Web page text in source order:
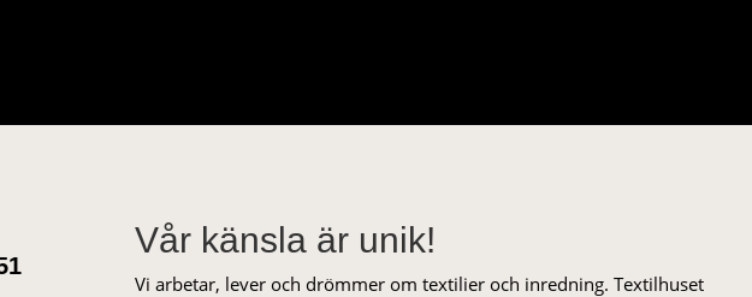
Vår känsla är unik!
Vi arbetar, lever och drömmer om textilier och inredning. Textilhuset